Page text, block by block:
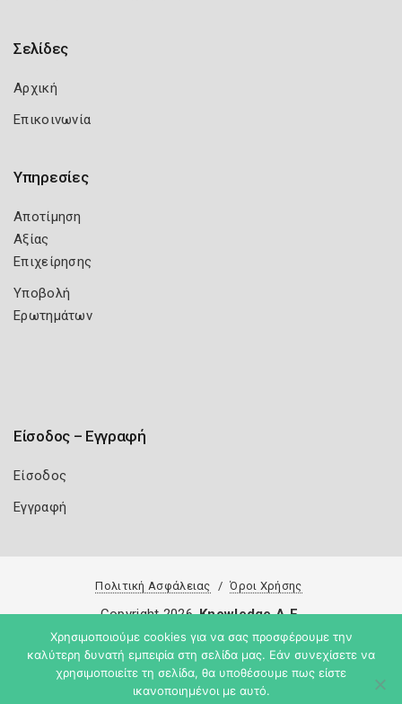
Σελίδες
Αρχική
Επικοινωνία
Υπηρεσίες
Αποτίμηση
Αξίας
Επιχείρησης
Υποβολή
Ερωτημάτων
Είσοδος – Εγγραφή
Είσοδος
Εγγραφή
Πολιτική Ασφάλειας Όροι Χρήσης
Copyright 2026 Knowledge A.E.
Χρησιμοποιούμε cookies για να σας προσφέρουμε την
καλύτερη δυνατή εμπειρία στη σελίδα μας. Εάν συνεχίσετε να
χρησιμοποιείτε τη σελίδα, θα υποθέσουμε πως είστε
ικανοποιημένοι με αυτό.